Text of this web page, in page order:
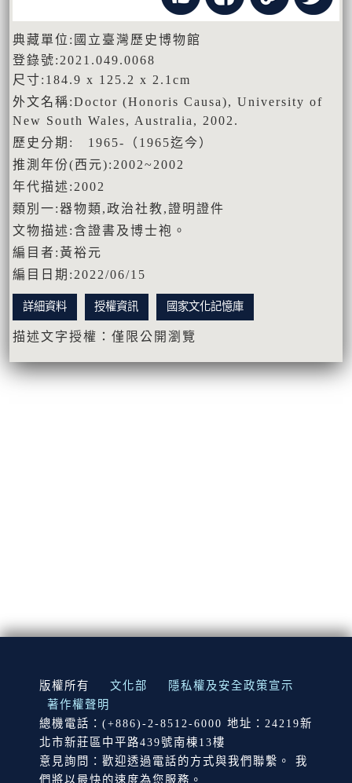
典藏單位:國立臺灣歷史博物館
登錄號:2021.049.0068
尺寸:184.9 x 125.2 x 2.1cm
外文名稱:Doctor (Honoris Causa), University of
New South Wales, Australia, 2002.
歷史分期: 1965-（1965迄今）
推測年份(西元):2002~2002
年代描述:2002
類別一:器物類,政治社教,證明證件
文物描述:含證書及博士袍。
編目者:黃裕元
編目日期:2022/06/15
詳細資料 授權資訊 國家文化記憶庫
描述文字授權：僅限公開瀏覽
:::
版權所有 文化部
隱私權及安全政策宣示
著作權聲明
總機電話：(+886)-2-8512-6000 地址：24219新
北市新莊區中平路439號南棟13樓
意見詢問：歡迎透過電話的方式與我們聯繫。 我
們將以最快的速度為您服務。